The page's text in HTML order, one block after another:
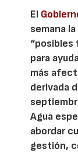
El
semana
“posibles
para
más
derivada
Agua
abordar
gestión,